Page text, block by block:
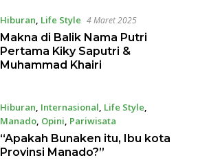
Hiburan, Life Style 4 Maret 2025
Makna di Balik Nama Putri
Pertama Kiky Saputri &
Muhammad Khairi
Hiburan, Internasional, Life Style,
Manado, Opini, Pariwisata
3 Maret 2025
“Apakah Bunaken itu, Ibu kota
Provinsi Manado?”